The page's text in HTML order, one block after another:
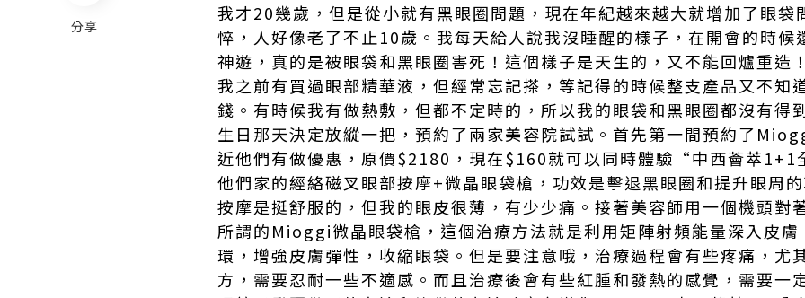
我才20幾歲，但是從小就有黑眼圈問題，現在年紀越來越大就增加了眼袋
悴，人好像老了不止10歲。我每天給人說我沒睡醒的樣子，在開會的時候
神遊，真的是被眼袋和黑眼圈害死！這個樣子是天生的，又不能回爐重造
我之前有買過眼部精華液，但經常忘記搽，等記得的時候整支產品又不知
錢。有時候我有做熱敷，但都不定時的，所以我的眼袋和黑眼圈都沒有得
生日那天決定放縱一把，預約了兩家美容院試試。首先第一間預約了
近他們有做優惠，原價$2180，現在$160就可以同時體驗“中西薈萃
他們家的經絡磁叉眼部按摩+微晶眼袋槍，功效是擊退黑眼圈和提升眼周
按摩是挺舒服的，但我的眼皮很薄，有少少痛。接著美容師用一個機頭對
所謂的Mioggi微晶眼袋槍，這個治療方法就是利用矩陣射頻能量深入皮
環，增強皮膚彈性，收縮眼袋。但是要注意哦，治療過程會有些疼痛，尤
方，需要忍耐一些不適感。而且治療後會有些紅腫和發熱的感覺，需要一
分享